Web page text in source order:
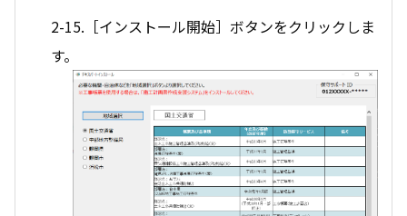
2-15.［インストール開始］ボタンをクリックしま
す。